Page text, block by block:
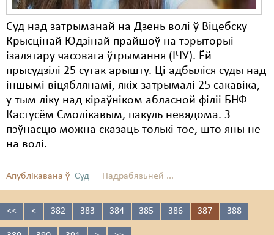
Суд над затрыманай на Дзень волі ў Віцебску
Крысцінай Юдзінай прайшоў на тэрыторыі
ізалятару часовага ўтрымання (ІЧУ). Ёй
прысудзілі 25 сутак арышту. Ці адбыліся суды над
іншымі віцяблянамі, якіх затрымалі 25 сакавіка,
у тым ліку над кіраўніком абласной філіі БНФ
Кастусём Смолікавым, пакуль невядома. З
пэўнасцю можна сказаць толькі тое, што яны не
на волі.
Апублікавана ў Суд Падрабязьней ...
<< < 382 383 384 385 386 387 388